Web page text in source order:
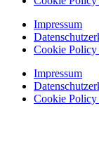
Impressum
Cookie
Impressum
Cookie